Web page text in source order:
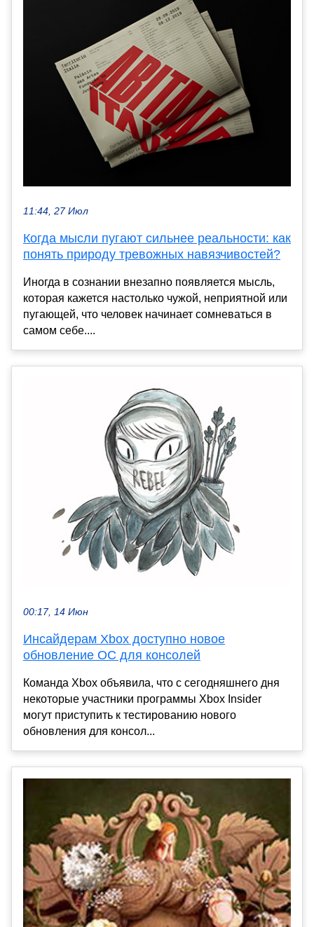
11:44, 27 Июл
Когда мысли пугают сильнее реальности: как
понять природу тревожных навязчивостей?
Иногда в сознании внезапно появляется мысль,
которая кажется настолько чужой, неприятной или
пугающей, что человек начинает сомневаться в
самом себе....
00:17, 14 Июн
Инсайдерам Xbox доступно новое
обновление ОС для консолей
Команда Xbox объявила, что с сегодняшнего дня
некоторые участники программы Xbox Insider
могут приступить к тестированию нового
обновления для консол...